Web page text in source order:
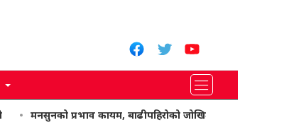
मनसुनको प्रभाव कायम, बाढीपहिरोको जोखिमबाट सतर्क रहन आग्रह